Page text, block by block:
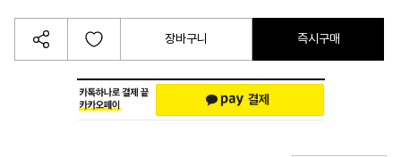
장바구니 즉시구매